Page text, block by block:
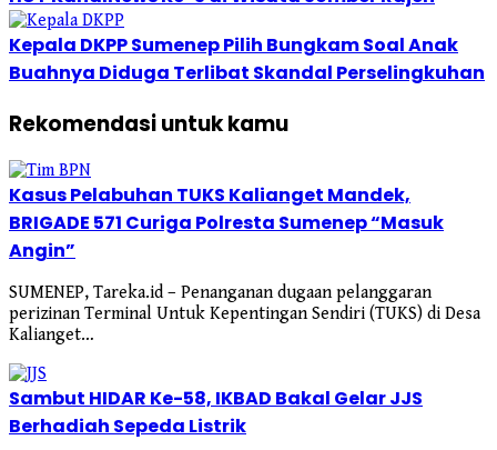
Kepala DKPP Sumenep Pilih Bungkam Soal Anak
Buahnya Diduga Terlibat Skandal Perselingkuhan
Rekomendasi untuk kamu
Kasus Pelabuhan TUKS Kalianget Mandek,
BRIGADE 571 Curiga Polresta Sumenep “Masuk
Angin”
SUMENEP, Tareka.id – Penanganan dugaan pelanggaran
perizinan Terminal Untuk Kepentingan Sendiri (TUKS) di Desa
Kalianget…
Sambut HIDAR Ke-58, IKBAD Bakal Gelar JJS
Berhadiah Sepeda Listrik